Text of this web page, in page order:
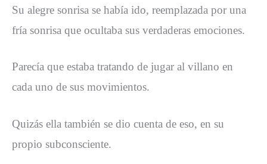
Su alegre sonrisa se había ido, reemplazada por una
fría sonrisa que ocultaba sus verdaderas emociones.
Parecía que estaba tratando de jugar al villano en
cada uno de sus movimientos.
Quizás ella también se dio cuenta de eso, en su
propio subconsciente.